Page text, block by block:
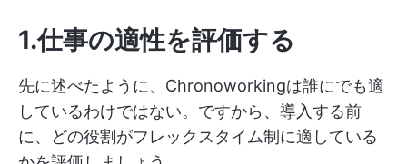
1.仕事の適性を評価する
先に述べたように、Chronoworkingは誰にでも適
しているわけではない。ですから、導入する前
に、どの役割がフレックスタイム制に適している